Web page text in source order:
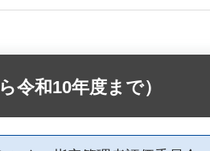
令和10年度まで）